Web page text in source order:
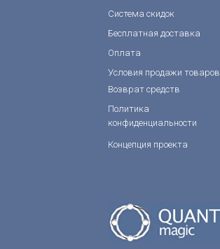
Бесплатная доставка
Условия продажи товаров
Система скидок
Возврат средств
Оплата
Политика
конфиденциальности
Концепция проекта